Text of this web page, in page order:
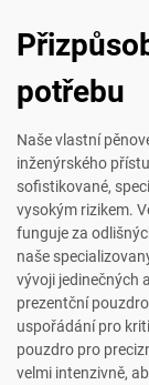
potřebu
Naše vlastní
inženýrského
sofistikované,
vysokým rizikem.
funguje za
naše
vývoji jedinečných
prezentční
uspořádání pro
pouzdro pro
velmi intenzivně,